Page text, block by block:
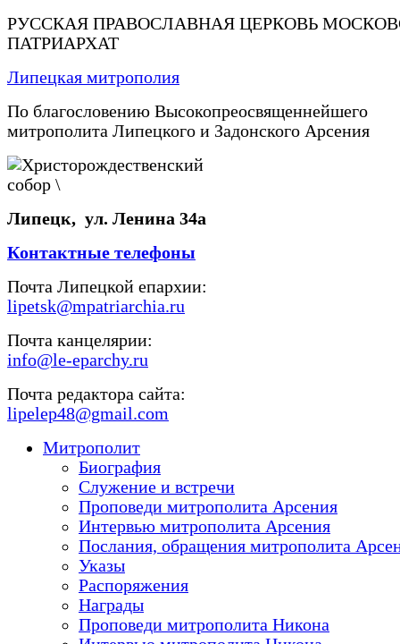
РУССКАЯ ПРАВОСЛАВНАЯ ЦЕРКОВЬ
ПАТРИАРХАТ
Липецкая митрополия
По благословению Высокопреосвященнейшего
митрополита Липецкого и Задонского Арсения
Липецк, ул. Ленина 34а
Контактные телефоны
Почта Липецкой епархии:
lipetsk@mpatriarchia.ru
Почта канцелярии:
info@le-eparchy.ru
Почта редактора сайта:
lipelep48@gmail.com
Митрополит
Биография
Служение и встречи
Проповеди митрополита Арсения
Интервью митрополита Арсения
Послания, обращения митрополита
Указы
Распоряжения
Награды
Проповеди митрополита Никона